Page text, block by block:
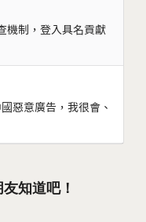
機制，登入具名貢獻
惡意廣告，我很會、
知道吧！